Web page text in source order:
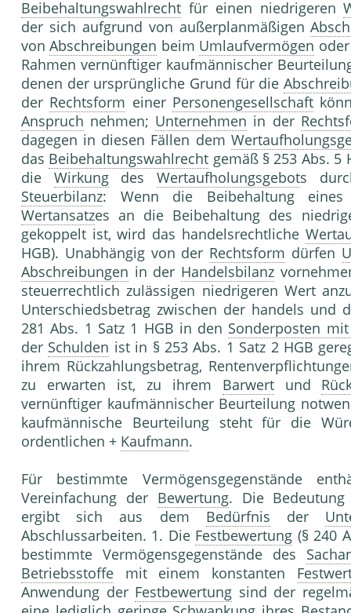
Beibehaltungswahlrecht für einen niedrigeren
der sich aufgrund von außerplanmäßigen
vonAbschreibungen beim Umlaufvermögen
Rahmen vernünftiger kaufmännischer
denen der ursprüngliche Grund für die
der Rechtsform einer Personengesellschaft
Anspruch nehmen; Unternehmen in der
dagegen in diesen Fällen dem
das Beibehaltungswahlrecht gemäß § 253 Abs.
die WirkungdesWertaufholungsgebots
Steuerbilanz: Wenn die Beibehaltung eines
Wertansatzes an die Beibehaltung des
gekoppelt ist, wird das handelsrechtliche
HGB). Unabhängig von der Rechtsform dürfen
Abschreibungen in der Handelsbilanz
steuerrechtlich zulässigen niedrigeren Wert
Unterschiedsbetrag zwischen der handels und
281 Abs. 1 Satz 1 HGB in den Sonderposten
der Schulden ist in § 253 Abs. 1 Satz 2 HGB
ihrem Rückzahlungsbetrag,
zu erwarten ist, zu ihrem Barwertund
vernünftiger kaufmännischer Beurteilung
kaufmännische Beurteilung steht für die
ordentlichen + Kaufmann.
Für bestimmte Vermögensgegenstände
Vereinfachung der Bewertung. Die
ergibt sich aus dem Bedürfnis der
Abschlussarbeiten. 1. Die Festbewertung (§ 240
bestimmte Vermögensgegenstände des
Betriebsstoffe mit einem konstanten
Anwendung der Festbewertung sind der